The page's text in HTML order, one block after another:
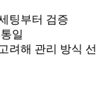
팅부터 검증
일
려해 관리 방식 선